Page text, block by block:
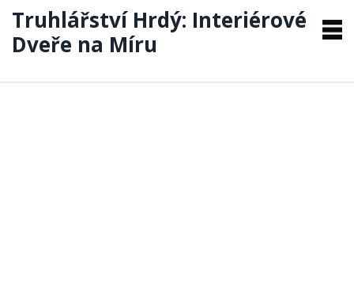
Truhlářství Hrdý: Interiérové
Dveře na Míru